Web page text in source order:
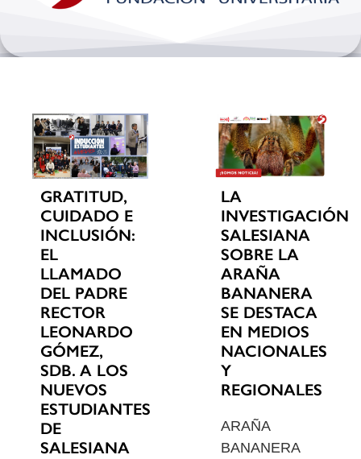
Investigación
Extension y desarrollo
GRATITUD,
CUIDADO E
INCLUSIÓN:
EL
LLAMADO
DEL PADRE
RECTOR
LEONARDO
GÓMEZ,
SDB. A LOS
NUEVOS
ESTUDIANTES
DE
SALESIANA
LA
INVESTIGACIÓN
SALESIANA
SOBRE LA
ARAÑA
BANANERA
SE DESTACA
EN MEDIOS
NACIONALES
Y
REGIONALES
ARAÑA
BANANERA